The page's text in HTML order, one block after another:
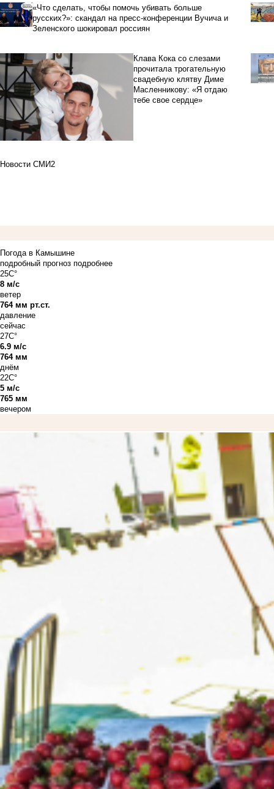
«Что сделать, чтобы помочь убивать больше
русских?»: скандал на пресс-конференции Вучича и
Зеленского шокировал россиян
Клава Кока со слезами
прочитала трогательную
свадебную клятву Диме
Масленникову: «Я отдаю
тебе свое сердце»
Новости СМИ2
Погода в Камышине
подробный прогноз подробнее
25C°
8 м/с
ветер
764 мм рт.ст.
давление
сейчас
27C°
6.9 м/с
764 мм
днём
22C°
5 м/с
765 мм
вечером